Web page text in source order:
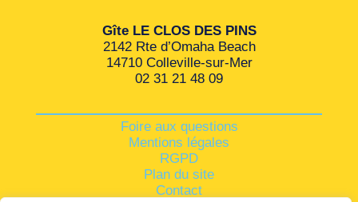
Gîte LE CLOS DES PINS
2142 Rte d’Omaha Beach
14710 Colleville-sur-Mer
02 31 21 48 09
Foire aux questions
Mentions légales
RGPD
Plan du site
Contact